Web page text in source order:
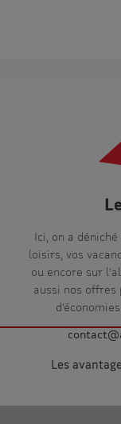
Ici, on a
loisirs, vos
ou encore sur
aussi nos offres
Les